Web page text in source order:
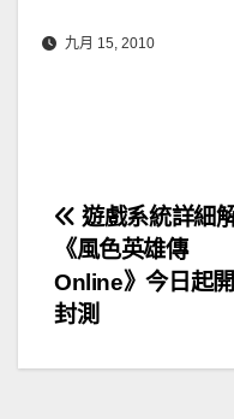
九月 15, 2010
文
章
導
覽
遊戲系統詳細
《風色英雄傳
Online》今日起
封測